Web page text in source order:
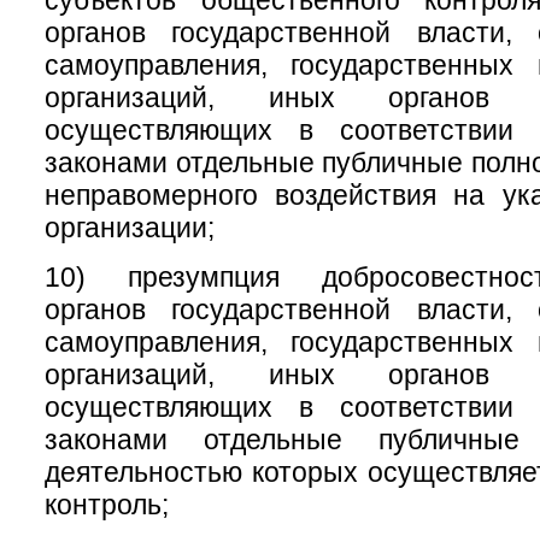
органов государственной власти,
самоуправления,
организаций, иных органов
осуществляющих в
законами отдельные публичные
неправомерного воздействия на
организации;
10) презумпция
органов государственной власти,
самоуправления,
организаций, иных органов
осуществляющих в
законами отдельные
деятельностью которых
контроль;